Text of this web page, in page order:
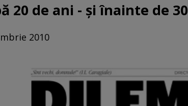
20 de ani - şi înainte de 30
2010